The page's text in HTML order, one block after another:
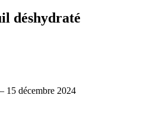
déshydraté
– 15 décembre 2024